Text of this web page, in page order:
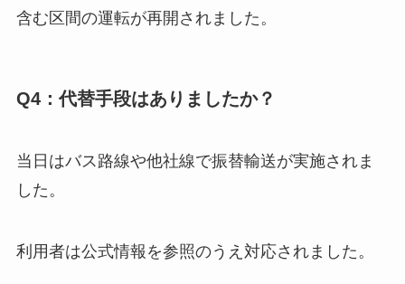
含む区間の運転が再開されました。
Q4：代替手段はありましたか？
当日はバス路線や他社線で振替輸送が実施されま
した。
利用者は公式情報を参照のうえ対応されました。